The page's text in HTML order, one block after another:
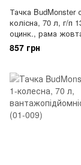
Тачка BudMonster
колісна, 70 л, г/п
оцинк., рама
пневмоколесо
857 грн